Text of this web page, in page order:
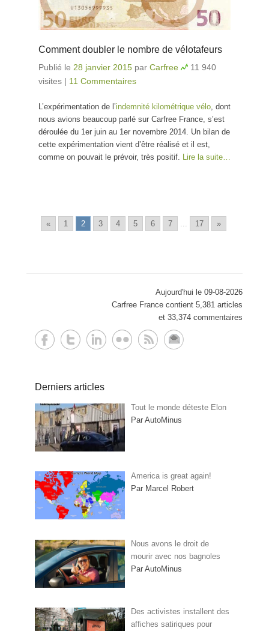
Comment doubler le nombre de vélotafeurs
Publié le 28 janvier 2015 par Carfree
11 940
visites | 11 Commentaires
L’expérimentation de l’indemnité kilométrique vélo, dont
nous avions beaucoup parlé sur Carfree France, s’est
déroulée du 1er juin au 1er novembre 2014. Un bilan de
cette expérimentation vient d’être réalisé et il est,
comme on pouvait le prévoir, très positif. Lire la suite…
« 1 2 3 4 5 6 7 ... 17 »
Aujourd'hui le 09-08-2026
Carfree France contient 5,381 articles
et 33,374 commentaires
Derniers articles
Tout le monde déteste Elon
Par AutoMinus
America is great again!
Par Marcel Robert
Nous avons le droit de
mourir avec nos bagnoles
Par AutoMinus
Des activistes installent des
affiches satiriques pour